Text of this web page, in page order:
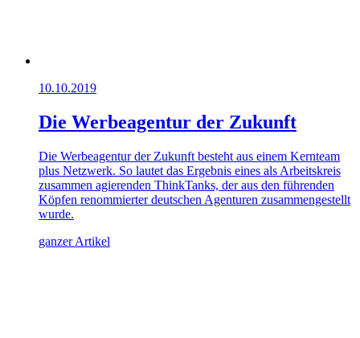
10.10.2019
Die Werbeagentur der Zukunft
Die Werbeagentur der Zukunft besteht aus einem Kernteam
plus Netzwerk. So lautet das Ergebnis eines als Arbeitskreis
zusammen agierenden ThinkTanks, der aus den führenden
Köpfen renommierter deutschen Agenturen zusammengestellt
wurde.
ganzer Artikel